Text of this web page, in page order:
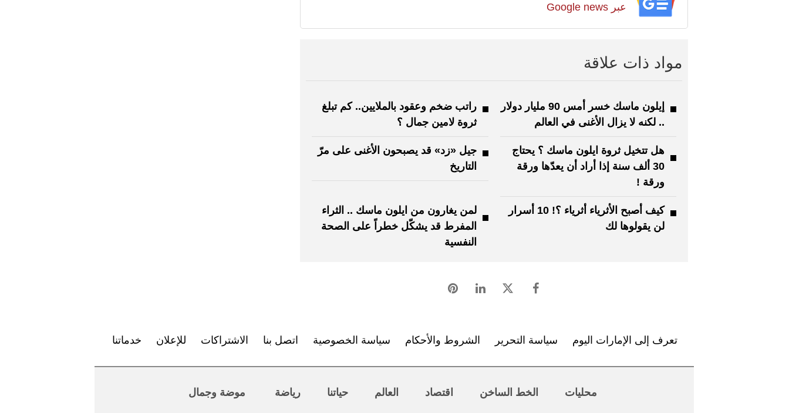
عبر Google news
مواد ذات علاقة
إيلون ماسك خسر أمس 90 مليار دولار
.. لكنه لا يزال الأغنى في العالم
راتب ضخم وعقود بالملايين.. كم تبلغ
ثروة لامين جمال ؟
هل تتخيل ثروة ايلون ماسك ؟ يحتاج
30 ألف سنة إذا أراد أن يعدّها ورقة
ورقة !
جيل «زد» قد يصبحون الأغنى على مرّ
التاريخ
كيف أصبح الأثرياء أثرياء ؟! 10 أسرار
لن يقولوها لك
لمن يغارون من ايلون ماسك .. الثراء
المفرط قد يشكّل خطراً على الصحة
النفسية
تعرف إلى الإمارات اليوم سياسة التحرير الشروط والأحكام سياسة الخصوصية اتصل بنا الاشتراكات للإعلان خدماتنا
محليات الخط الساخن اقتصاد العالم حياتنا رياضة موضة وجمال